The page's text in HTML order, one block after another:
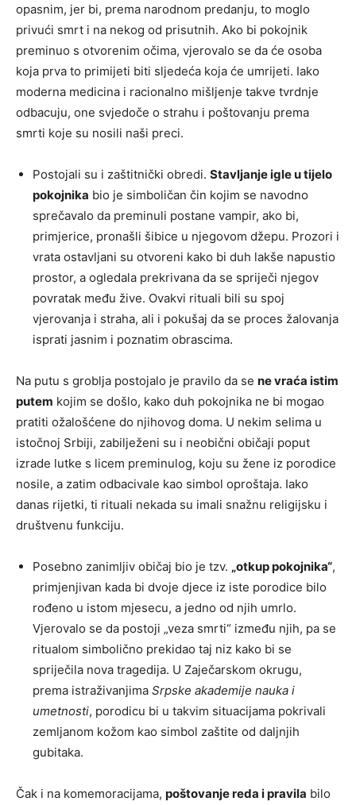
opasnim, jer bi, prema narodnom predanju, to moglo
privući smrt i na nekog od prisutnih. Ako bi pokojnik
preminuo s otvorenim očima, vjerovalo se da će osoba
koja prva to primijeti biti sljedeća koja će umrijeti. Iako
moderna medicina i racionalno mišljenje takve tvrdnje
odbacuju, one svjedoče o strahu i poštovanju prema
smrti koje su nosili naši preci.
Postojali su i zaštitnički obredi. Stavljanje igle u tijelo
pokojnika bio je simboličan čin kojim se navodno
sprečavalo da preminuli postane vampir, ako bi,
primjerice, pronašli šibice u njegovom džepu. Prozori i
vrata ostavljani su otvoreni kako bi duh lakše napustio
prostor, a ogledala prekrivana da se spriječi njegov
povratak među žive. Ovakvi rituali bili su spoj
vjerovanja i straha, ali i pokušaj da se proces žalovanja
isprati jasnim i poznatim obrascima.
Na putu s groblja postojalo je pravilo da se ne vraća istim
putem kojim se došlo, kako duh pokojnika ne bi mogao
pratiti ožalošćene do njihovog doma. U nekim selima u
istočnoj Srbiji, zabilježeni su i neobični običaji poput
izrade lutke s licem preminulog, koju su žene iz porodice
nosile, a zatim odbacivale kao simbol oproštaja. Iako
danas rijetki, ti rituali nekada su imali snažnu religijsku i
društvenu funkciju.
Posebno zanimljiv običaj bio je tzv. „otkup pokojnika“,
primjenjivan kada bi dvoje djece iz iste porodice bilo
rođeno u istom mjesecu, a jedno od njih umrlo.
Vjerovalo se da postoji „veza smrti“ između njih, pa se
ritualom simbolično prekidao taj niz kako bi se
spriječila nova tragedija. U Zaječarskom okrugu,
prema istraživanjima Srpske akademije nauka i
umetnosti, porodicu bi u takvim situacijama pokrivali
zemljanom kožom kao simbol zaštite od daljnjih
gubitaka.
Čak i na komemoracijama, poštovanje reda i pravila bilo